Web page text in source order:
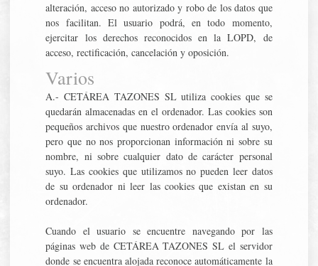
alteración, acceso no autorizado y robo de los datos que
nos facilitan. El usuario podrá, en todo momento,
ejercitar los derechos reconocidos en la LOPD, de
acceso, rectificación, cancelación y oposición.
Varios
A.- CETÁREA TAZONES SL utiliza cookies que se
quedarán almacenadas en el ordenador. Las cookies son
pequeños archivos que nuestro ordenador envía al suyo,
pero que no nos proporcionan información ni sobre su
nombre, ni sobre cualquier dato de carácter personal
suyo. Las cookies que utilizamos no pueden leer datos
de su ordenador ni leer las cookies que existan en su
ordenador.
Cuando el usuario se encuentre navegando por las
páginas web de CETÁREA TAZONES SL el servidor
donde se encuentra alojada reconoce automáticamente la